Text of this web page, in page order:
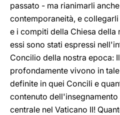
passato - ma rianimarli
contemporaneità, e
e i compiti della Chiesa
essi sono stati espressi
Concilio della nostra epoca:
profondamente vivono in
definite in quei Concili e
contenuto dell'insegnamento
centrale nel Vaticano II!